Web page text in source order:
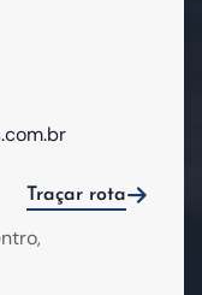
Traçar rota